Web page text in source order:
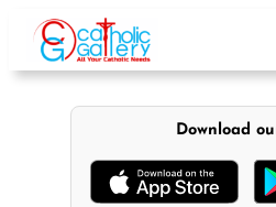
content
Download